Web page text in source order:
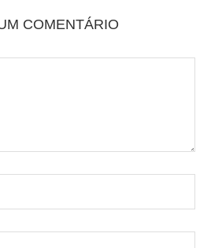
COMENTÁRIO